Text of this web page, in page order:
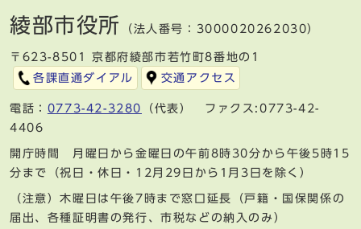
綾部市役所 （法人番号：3000020262030）
〒623-8501 京都府綾部市若竹町8番地の1
各課直通ダイアル
交通アクセス
電話： 0773-42-3280
（代表） ファクス:0773-42-
4406
開庁時間 月曜日から金曜日の午前8時30分から午後5時15
分まで（祝日・休日・12月29日から1月3日を除く）
（注意）木曜日は午後7時まで窓口延長（戸籍・国保関係の
届出、各種証明書の発行、市税などの納入のみ）